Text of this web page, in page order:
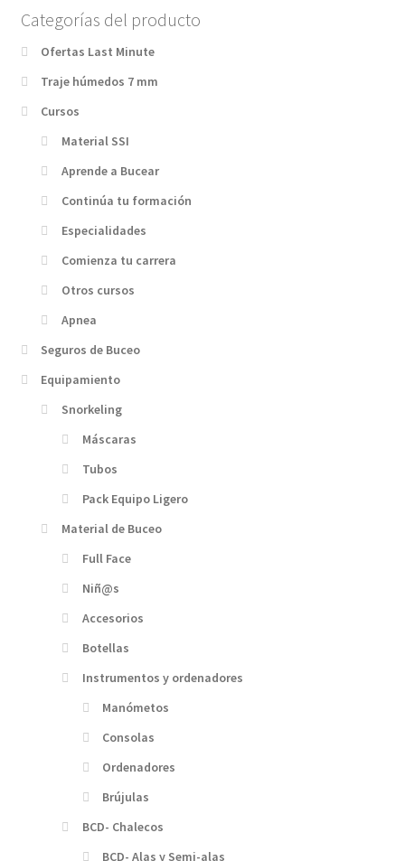
Categorías del producto
Ofertas Last Minute
Traje húmedos 7 mm
Cursos
Material SSI
Aprende a Bucear
Continúa tu formación
Especialidades
Comienza tu carrera
Otros cursos
Apnea
Seguros de Buceo
Equipamiento
Snorkeling
Máscaras
Tubos
Pack Equipo Ligero
Material de Buceo
Full Face
Niñ@s
Accesorios
Botellas
Instrumentos y ordenadores
Manómetos
Consolas
Ordenadores
Brújulas
BCD- Chalecos
BCD- Alas y Semi-alas